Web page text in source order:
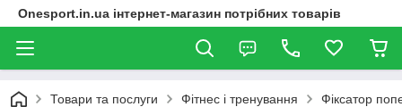
Onesport.in.ua інтернет-магазин потрібних товарів
Товари та послуги Фітнес і тренування Фіксатор